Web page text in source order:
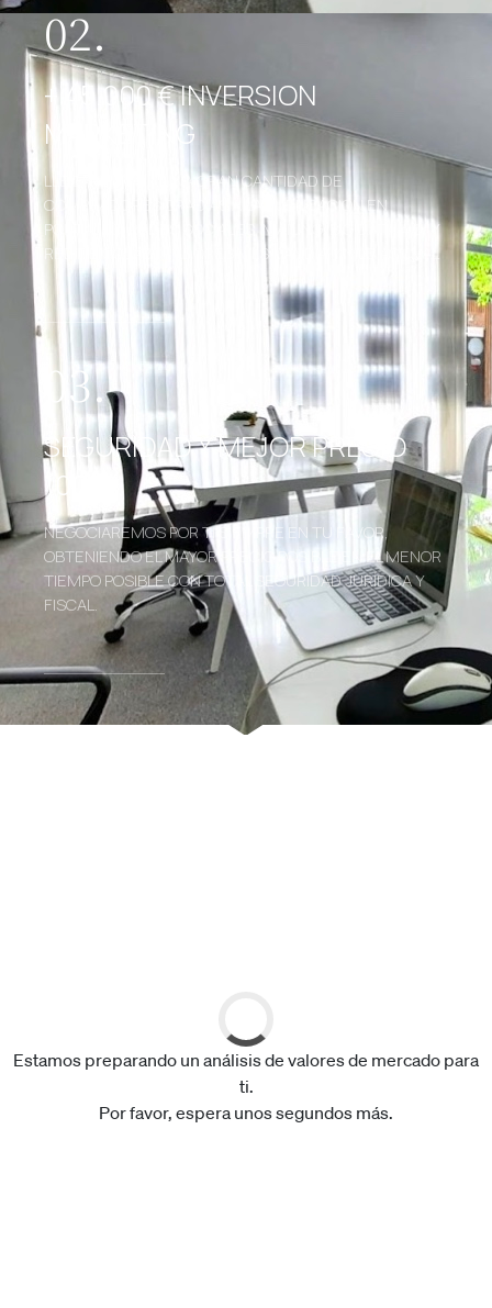
02.
+ 45.000 € INVERSION
MARKETING
LLEGAREMOS A UNA GRAN CANTIDAD DE
COMPRADORES GRACIAS A LA PUBLICACIÓN EN
PORTALES, REDES SOCIALES, MAILING, BIG DATA 4.0, Y
RED DE COLABORADORES MLS GANDÍA Y MLS ASICVAL
03.
SEGURIDAD Y MEJOR PRECIO
100%
NEGOCIAREMOS POR TI SIEMPRE EN TU FAVOR,
OBTENIENDO EL MAYOR PRECIO POSIBLE EN EL MENOR
TIEMPO POSIBLE CON TOTAL SEGURIDAD JURÍDICA Y
FISCAL.